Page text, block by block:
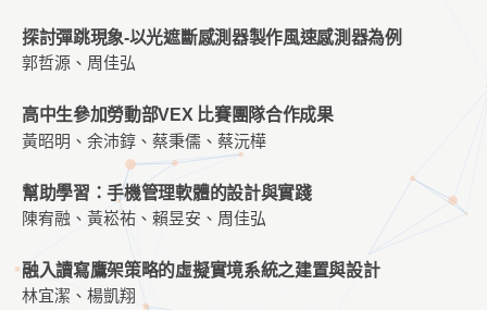
探討彈跳現象-以光遮斷感測器製作風速感測器為例
郭哲源、周佳弘
高中生參加勞動部VEX 比賽團隊合作成果
黃昭明、余沛錞、蔡秉儒、蔡沅樺
幫助學習：手機管理軟體的設計與實踐
陳宥融、黃崧祐、賴昱安、周佳弘
融入讀寫鷹架策略的虛擬實境系統之建置與設計
林宜潔、楊凱翔